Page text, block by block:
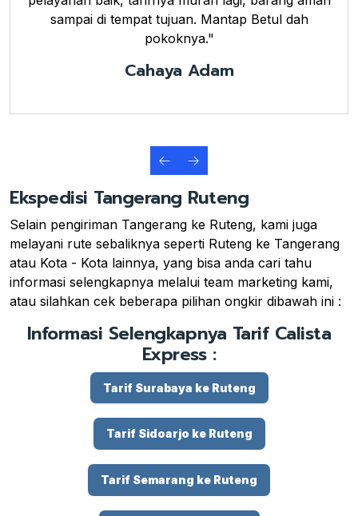
sampai di tempat tujuan. Mantap Betul dah
pokoknya."
Cahaya Adam
Ekspedisi Tangerang Ruteng
Selain pengiriman Tangerang ke Ruteng, kami juga
melayani rute sebaliknya seperti Ruteng ke Tangerang
atau Kota - Kota lainnya, yang bisa anda cari tahu
informasi selengkapnya melalui team marketing kami,
atau silahkan cek beberapa pilihan ongkir dibawah ini :
Informasi Selengkapnya Tarif Calista
Express :
Tarif Surabaya ke Ruteng
Tarif Sidoarjo ke Ruteng
Tarif Semarang ke Ruteng